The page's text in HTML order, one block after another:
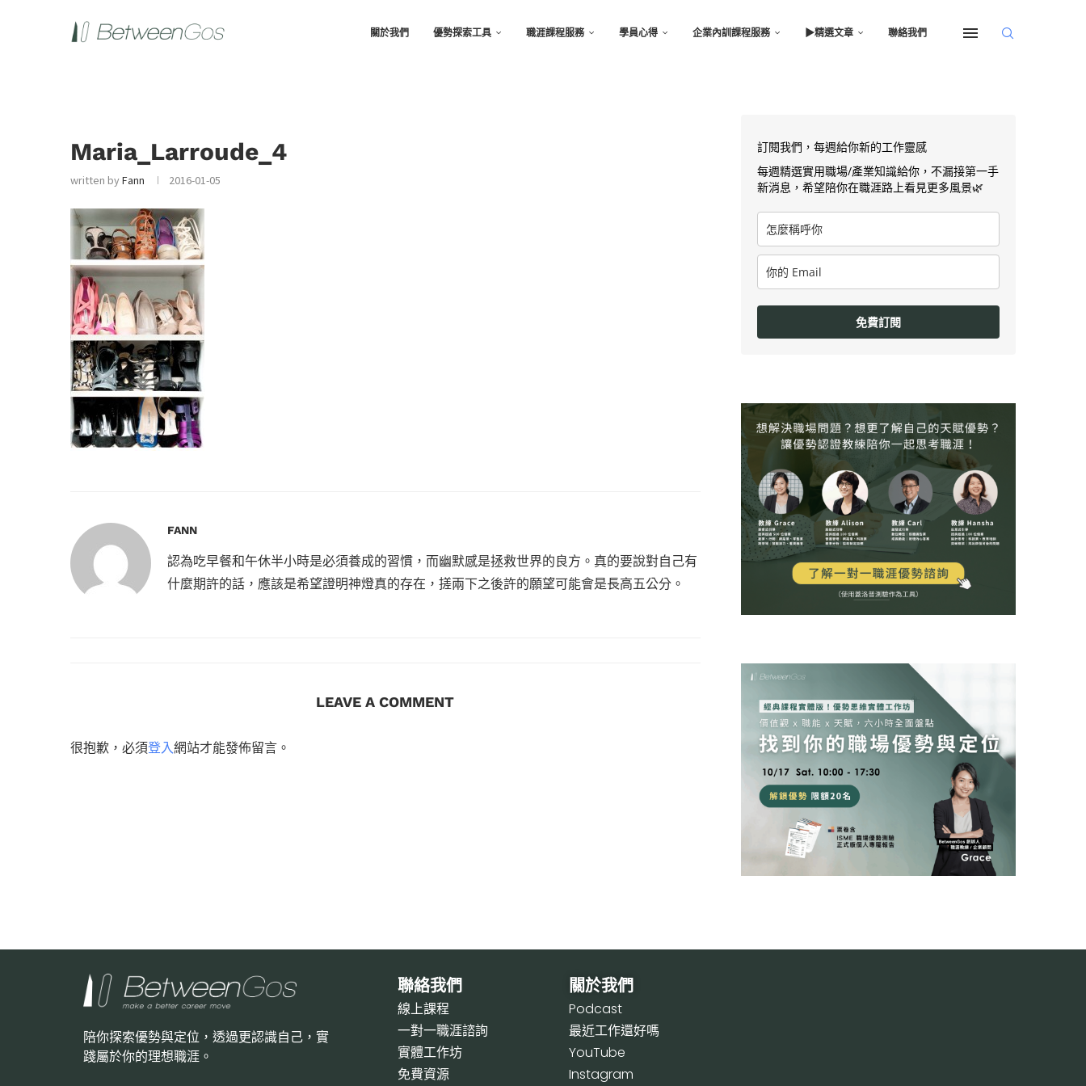
關於我們 優勢探索工具 職涯課程服務 學員心得 企業內訓課程服務 ▶︎精選文章 聯絡我們
Maria_Larroude_4
written byFann 2016-01-05
FANN
認為吃早餐和午休半小時是必須養成的習慣，而幽默感是拯救世界的良方。真的要說對自己有
什麼期許的話，應該是希望證明神燈真的存在，搓兩下之後許的願望可能會是長高五公分。
LEAVE A COMMENT
很抱歉，必須登入網站才能發佈留言。
訂閱我們，每週給你新的工作靈感
每週精選實用職場/產業知識給你，不漏接第一手
新消息，希望陪你在職涯路上看見更多風景🌿
免費訂閱
陪你探索優勢與定位，透過更認識自己，實
踐屬於你的理想職涯。
聯絡我們
線上課程
一對一職涯諮詢
實體工作坊
免費資源
關於我們
Podcast
最近工作還好嗎
YouTube
Instagram